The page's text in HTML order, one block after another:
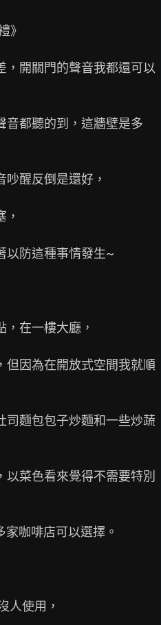
》
，開關門的聲音我都還可以
音都聽的到，這牆壁是多
醒反倒是還好，
以防這種事情發生~
在一樓大廳，
但因為在開放式空間我就順
司麵包包子炒麵和一些炒蔬
菜色看來覺得不需要特別
家咖啡店可以選擇。
人使用，